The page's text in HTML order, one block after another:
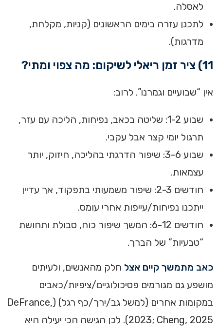
לאסלה.
לתכנן עזרה בימים הראשונים (קניות, מקלחת,
מדרגות).
11) ציר זמן ריאלי לשיקום: מה צפוי ומתי?
אין “שבועיים וגמרנו”. לרוב:
שבוע 1-2: שליטה בכאב, נפיחות, הליכה עם עזר,
תרגול יומי קצר אבל עקבי.
שבוע 3-6: שיפור הדרגתי בהליכה, חיזוק, יותר
עצמאות.
חודשים 2-3: שיפור משמעותי בתפקוד, אך עדיין
ייתכנו נפיחות/עייפות אחרי עומס.
חודשים 6-12: המשך שיפור כוח, סבולת ותחושת
“טבעיות” של הברך.
כאב מתמשך קיים אצל חלק מהאנשים, ולעיתים
מושפע גם מגורמים פסיכולוגיים/ציפיות/כאבים
במקומות אחרים (למשל גב/ירך/כף רגל) (DeFrance,
2023; Cheng, 2025). לכן הגישה הכי יעילה היא